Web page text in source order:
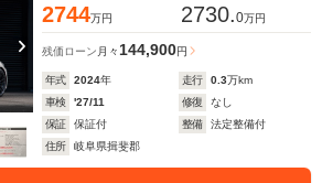
2744万円 2730.0万円
残価ローン 月々 144,900円
年式 2024年 走行 0.3万km
車検
'27/11 修復
なし
保証
保証付 整備
法定整備付
住所
岐阜県揖斐郡